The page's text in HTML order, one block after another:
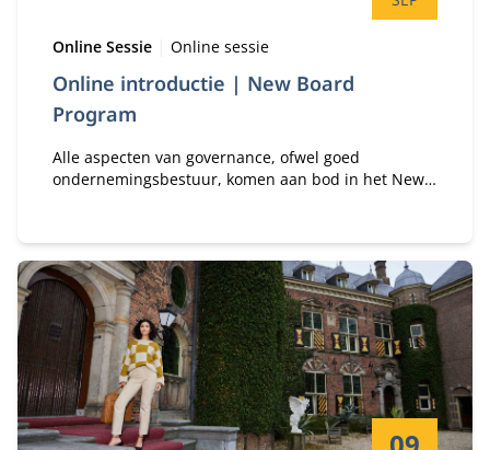
Online introductie | New Board
Program
Type:
Online Sessie Locatie:
Online sessie
Alle aspecten van governance, ofwel goed
ondernemingsbestuur, komen aan bod in het New
beheersen van organisatorische prestaties en
risico’s, maar ook over groepsdynamiek in de
boardroom, leiderschap, individuele competenties,
motivatie en persoonlijkheid.
Startdatum: